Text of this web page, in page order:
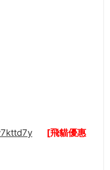
[飛貓優惠